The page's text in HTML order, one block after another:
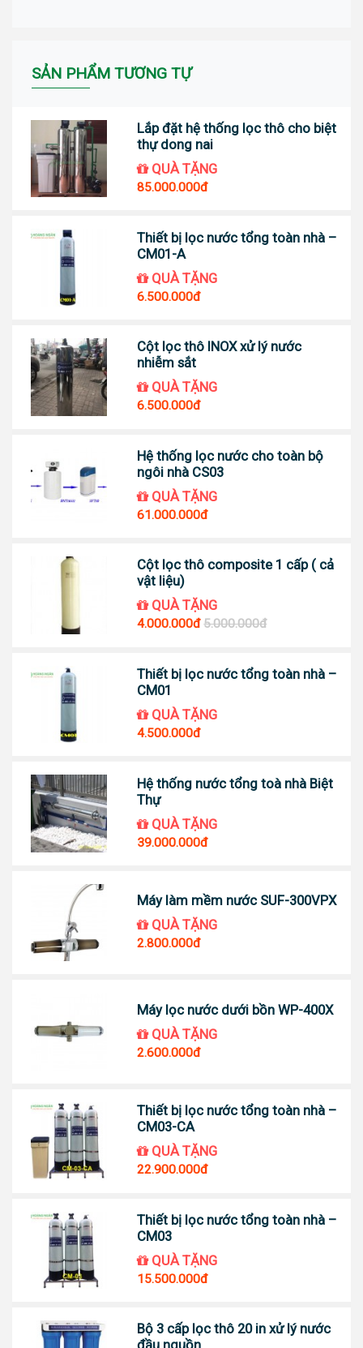
SẢN PHẨM TƯƠNG TỰ
Lắp đặt hệ thống lọc thô cho biệt
thự dong nai
QUÀ TẶNG
85.000.000đ
Thiết bị lọc nước tổng toàn nhà –
CM01-A
QUÀ TẶNG
6.500.000đ
Cột lọc thô INOX xử lý nước
nhiễm sắt
QUÀ TẶNG
6.500.000đ
Hệ thống lọc nước cho toàn bộ
ngôi nhà CS03
QUÀ TẶNG
61.000.000đ
Cột lọc thô composite 1 cấp ( cả
vật liệu)
QUÀ TẶNG
4.000.000đ 5.000.000đ
Thiết bị lọc nước tổng toàn nhà –
CM01
QUÀ TẶNG
4.500.000đ
Hệ thống nước tổng toà nhà Biệt
Thự
QUÀ TẶNG
39.000.000đ
Máy làm mềm nước SUF-300VPX
QUÀ TẶNG
2.800.000đ
Máy lọc nước dưới bồn WP-400X
QUÀ TẶNG
2.600.000đ
Thiết bị lọc nước tổng toàn nhà –
CM03-CA
QUÀ TẶNG
22.900.000đ
Thiết bị lọc nước tổng toàn nhà –
CM03
QUÀ TẶNG
15.500.000đ
Bộ 3 cấp lọc thô 20 in xử lý nước